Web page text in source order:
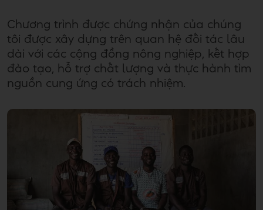
Chương trình được chứng nhận của chúng
tôi được xây dựng trên quan hệ đối tác lâu
dài với các cộng đồng nông nghiệp, kết hợp
đào tạo, hỗ trợ chất lượng và thực hành tìm
nguồn cung ứng có trách nhiệm.